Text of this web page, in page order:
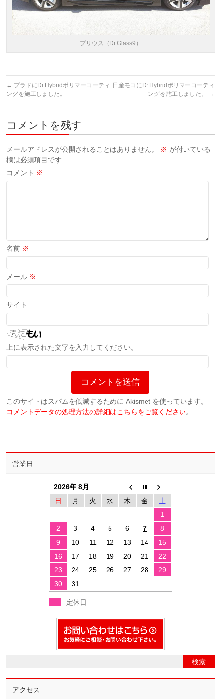
プリウス（Dr.Glass9）
← プラドにDr.Hybridポリマーコーティ
ングを施工しました。
日産モコにDr.Hybridポリマーコーティ
ングを施工しました。
→
コメントを残す
メールアドレスが公開されることはありません。 ※ が付いている
欄は必須項目です
コメント ※
名前 ※
メール ※
サイト
上に表示された文字を入力してください。
このサイトはスパムを低減するために Akismet を使っています。
コメントデータの処理方法の詳細はこちらをご覧ください。
営業日
2026年 8月
日
月 火 水 木 金
土
1
2
3 4 5 6 7
8
9
10 11 12 13 14
15
16
17 18 19 20 21
22
23
24 25 26 27 28
29
30
31
定休日
アクセス